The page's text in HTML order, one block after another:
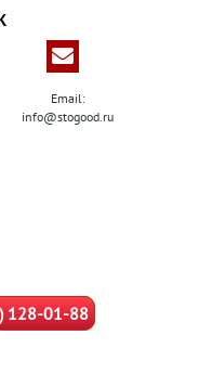
Email:
info@stogood.ru
128-01-88